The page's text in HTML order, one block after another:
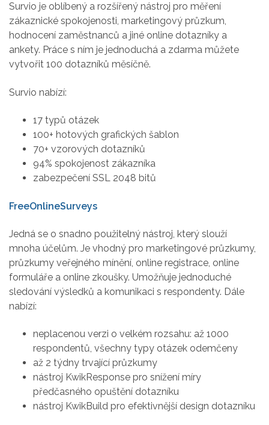
Survio je oblíbený a rozšířený nástroj pro měření
zákaznické spokojenosti, marketingový průzkum,
hodnocení zaměstnanců a jiné online dotazníky a
ankety. Práce s ním je jednoduchá a zdarma můžete
vytvořit 100 dotazníků měsíčně.
Survio nabízí:
17 typů otázek
100+ hotových grafických šablon
70+ vzorových dotazníků
94% spokojenost zákazníka
zabezpečení SSL 2048 bitů
FreeOnlineSurveys
Jedná se o snadno použitelný nástroj, který slouží
mnoha účelům. Je vhodný pro marketingové průzkumy,
průzkumy veřejného mínění, online registrace, online
formuláře a online zkoušky. Umožňuje jednoduché
sledování výsledků a komunikaci s respondenty. Dále
nabízí:
neplacenou verzi o velkém rozsahu: až 1000
respondentů, všechny typy otázek odemčeny
až 2 týdny trvající průzkumy
nástroj KwikResponse pro snížení míry
předčasného opuštění dotazníku
nástroj KwikBuild pro efektivnější design dotazníku